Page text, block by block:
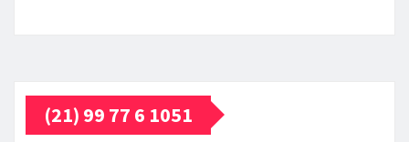
(21) 99 77 6 1051